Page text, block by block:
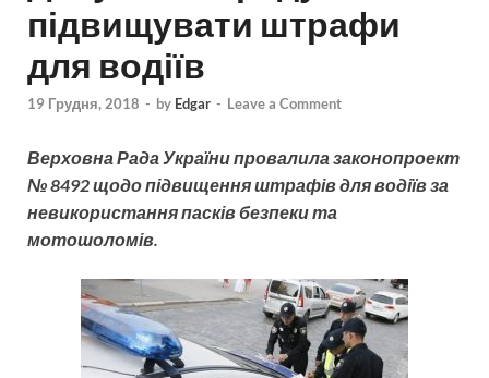
підвищувати штрафи
для водіїв
19 Грудня, 2018 - by Edgar - Leave a Comment
Верховна Рада України провалила законопроект
№ 8492 щодо підвищення штрафів для водіїв за
невикористання пасків безпеки та
мотошоломів.